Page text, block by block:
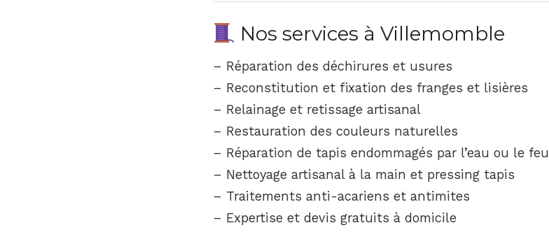
Nos services à Villemomble
– Réparation des déchirures et usures
– Reconstitution et fixation des franges et lisières
– Relainage et retissage artisanal
– Restauration des couleurs naturelles
– Réparation de tapis endommagés par l’eau ou le feu
– Nettoyage artisanal à la main et pressing tapis
– Traitements anti-acariens et antimites
– Expertise et devis gratuits à domicile